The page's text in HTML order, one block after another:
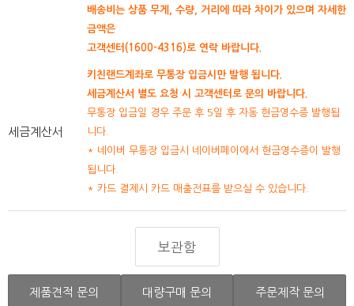
배송비는 상품 무게, 수량, 거리에 따라 차이가 있으며 자세한
금액은
고객센터(1600-4316)로 연락 바랍니다.
세금계산서
키친랜드계좌로 무통장 입금시만 발행 됩니다.
세금계산서 별도 요청 시 고객센터로 문의 바랍니다.
무통장 입금일 경우 주문 후 5일 후 자동 현금영수증 발행됩
니다.
* 네이버 무통장 입금시 네이버페이에서 현금영수증이 발행
됩니다.
* 카드 결제시 카드 매출전표를 받으실 수 있습니다.
보관함
제품견적 문의 대량구매 문의 주문제작 문의